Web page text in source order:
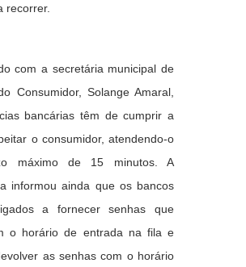
recorrer.
com a secretária municipal de
Consumidor, Solange Amaral,
bancárias têm de cumprir a
o consumidor, atendendo-o
máximo de 15 minutos. A
informou ainda que os bancos
a fornecer senhas que
o horário de entrada na fila e
as senhas com o horário